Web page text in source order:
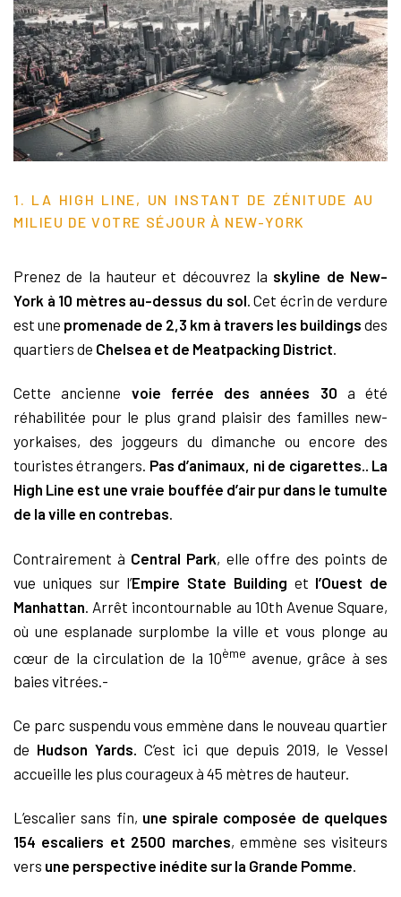
1. LA HIGH LINE, UN INSTANT DE ZÉNITUDE AU
MILIEU DE VOTRE SÉJOUR À NEW-YORK
Prenez de la hauteur et découvrez la skyline de New-
York à 10 mètres au-dessus du sol. Cet écrin de verdure
est une promenade de 2,3 km à travers les buildings des
quartiers de Chelsea et de Meatpacking District.
Cette ancienne voie ferrée des années 30 a été
réhabilitée pour le plus grand plaisir des familles new-
yorkaises, des joggeurs du dimanche ou encore des
touristes étrangers. Pas d’animaux, ni de cigarettes.. La
High Line est une vraie bouffée d’air pur dans le tumulte
de la ville en contrebas.
Contrairement à Central Park, elle offre des points de
vue uniques sur l’Empire State Building et l’Ouest de
Manhattan . Arrêt incontournable au 10th Avenue Square,
où une esplanade surplombe la ville et vous plonge au
cœur de la circulation de la 10ème avenue, grâce à ses
baies vitrées.-
Ce parc suspendu vous emmène dans le nouveau quartier
de Hudson Yards. C’est ici que depuis 2019, le Vessel
accueille les plus courageux à 45 mètres de hauteur.
L’escalier sans fin, une spirale composée de quelques
154 escaliers et 2500 marches, emmène ses visiteurs
vers une perspective inédite sur la Grande Pomme.